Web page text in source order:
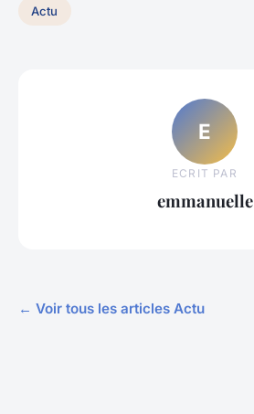
Actu
E
ECRIT PAR
emmanuelle
← Voir tous les articles Actu